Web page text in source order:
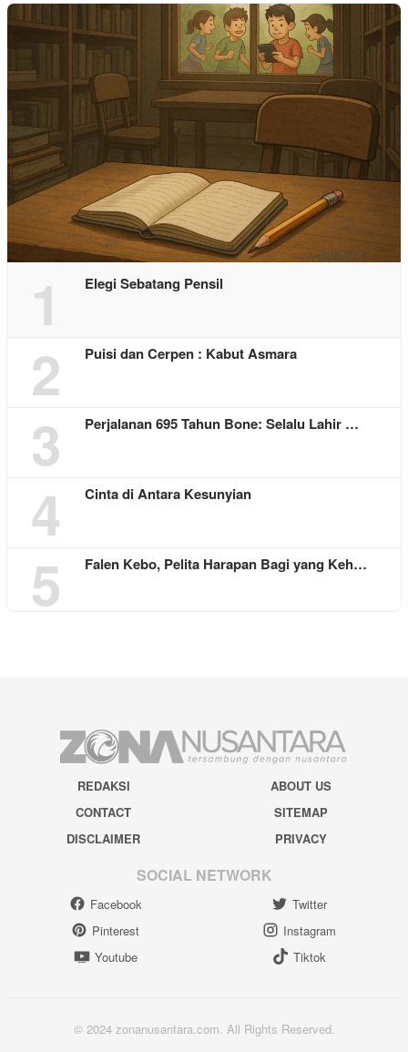
1 Elegi Sebatang Pensil
2 Puisi dan Cerpen : Kabut Asmara
3 Perjalanan 695 Tahun Bone: Selalu Lahir …
4 Cinta di Antara Kesunyian
5 Falen Kebo, Pelita Harapan Bagi yang Keh…
REDAKSI
ABOUT US
CONTACT
SITEMAP
DISCLAIMER
PRIVACY
SOCIAL NETWORK
Facebook
Twitter
Pinterest
Instagram
Youtube
Tiktok
© 2024 zonanusantara.com. All Rights Reserved.